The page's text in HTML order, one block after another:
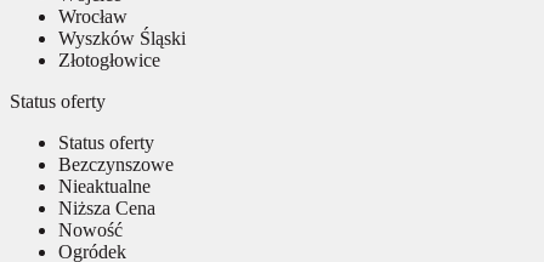
Wrocław
Wyszków Śląski
Złotogłowice
Status oferty
Status oferty
Bezczynszowe
Nieaktualne
Niższa Cena
Nowość
Ogródek